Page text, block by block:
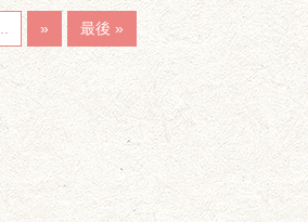
» 最後 »